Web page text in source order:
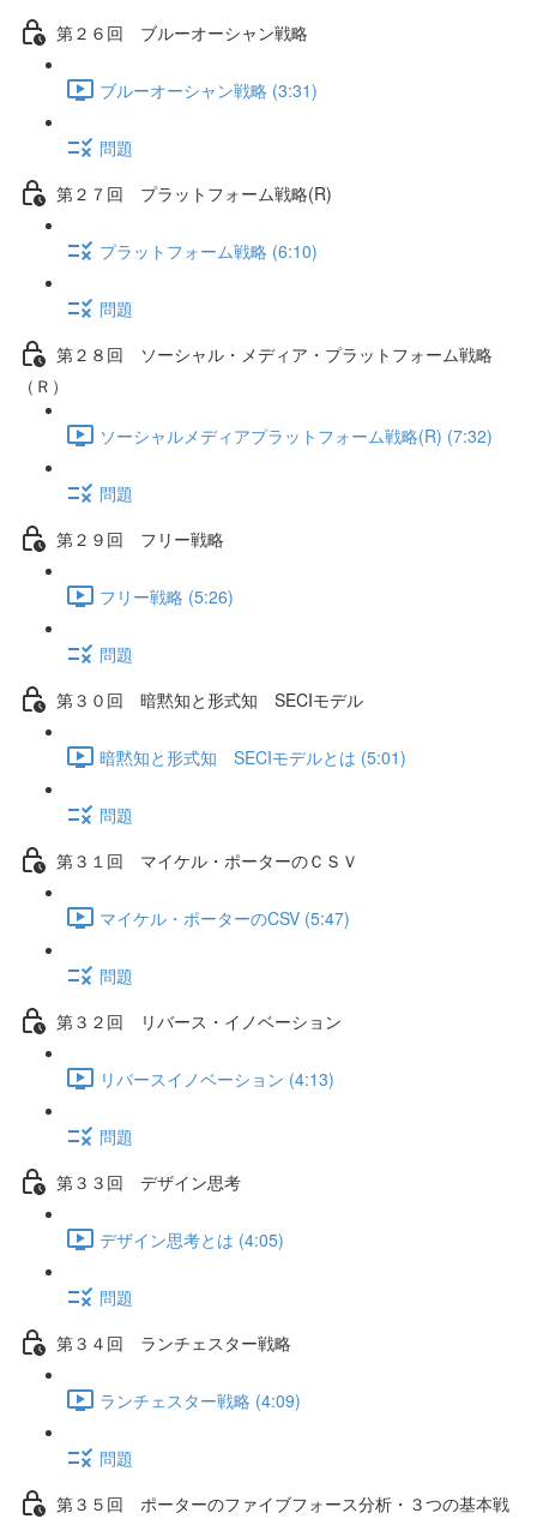
第２６回 ブルーオーシャン戦略
ブルーオーシャン戦略 (3:31)
問題
第２７回 プラットフォーム戦略(R)
プラットフォーム戦略 (6:10)
問題
第２８回 ソーシャル・メディア・プラットフォーム戦略
（Ｒ）
ソーシャルメディアプラットフォーム戦略(R) (7:32)
問題
第２９回 フリー戦略
フリー戦略 (5:26)
問題
第３０回 暗黙知と形式知 SECIモデル
暗黙知と形式知 SECIモデルとは (5:01)
問題
第３１回 マイケル・ポーターのＣＳＶ
マイケル・ポーターのCSV (5:47)
問題
第３２回 リバース・イノベーション
リバースイノベーション (4:13)
問題
第３３回 デザイン思考
デザイン思考とは (4:05)
問題
第３４回 ランチェスター戦略
ランチェスター戦略 (4:09)
問題
第３５回 ポーターのファイブフォース分析・３つの基本戦